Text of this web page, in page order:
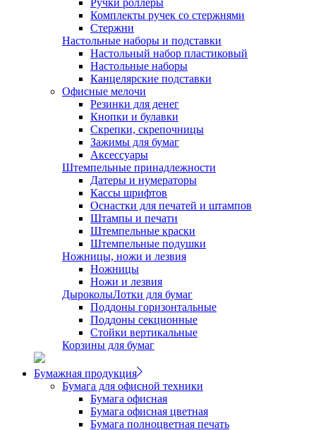
Ручки роллеры
Комплекты ручек со стержнями
Стержни
Настольные наборы и подставки
Настольный набор пластиковый
Настольные наборы
Канцелярские подставки
Офисные мелочи
Резинки для денег
Кнопки и булавки
Скрепки, скрепочницы
Зажимы для бумаг
Аксессуары
Штемпельные принадлежности
Датеры и нумераторы
Кассы шрифтов
Оснастки для печатей и штампов
Штампы и печати
Штемпельные краски
Штемпельные подушки
Ножницы, ножи и лезвия
Ножницы
Ножи и лезвия
ДыроколыЛотки для бумаг
Поддоны горизонтальные
Поддоны секционные
Стойки вертикальные
Корзины для бумаг
Бумажная продукция
Бумага для офисной техники
Бумага офисная
Бумага офисная цветная
Бумага полноцветная печать